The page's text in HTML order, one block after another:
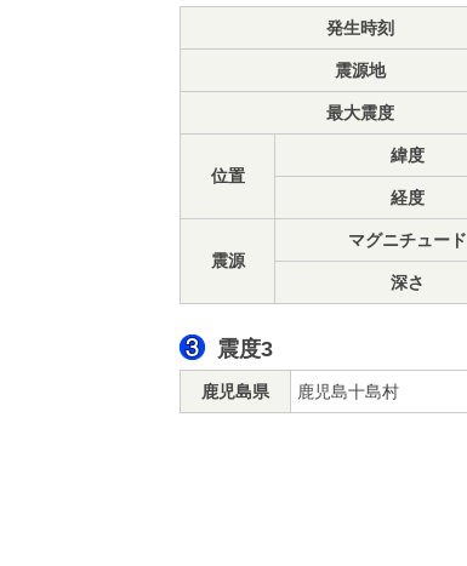
発生時刻
震源地
最大震度
位置
緯度
経度
震源
マグニチュード
深さ
震度3
鹿児島県 鹿児島十島村